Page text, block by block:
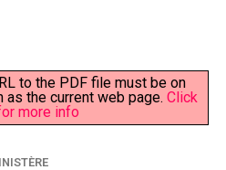
to the PDF file must be on
as the current web page.Click
more info